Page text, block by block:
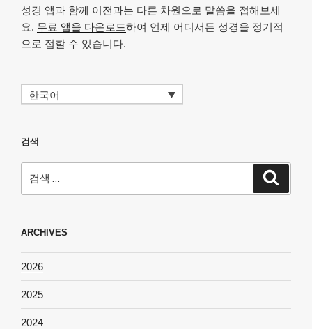
성경 앱과 함께 이전과는 다른 차원으로 말씀을 접해보세
요. 무료 앱을 다운로드하여 언제 어디서든 성경을 정기적
으로 접할 수 있습니다.
한국어
검색
색:
ARCHIVES
2026
2025
2024